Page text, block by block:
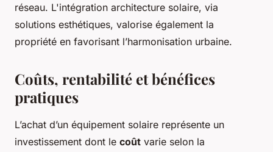
réseau. L'intégration architecture solaire, via
solutions esthétiques, valorise également la
propriété en favorisant l’harmonisation urbaine.
Coûts, rentabilité et bénéfices
pratiques
L’achat d’un équipement solaire représente un
investissement dont le coût varie selon la